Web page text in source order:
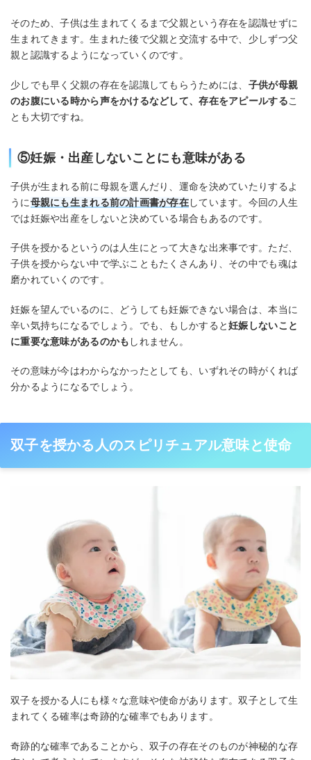
そのため、子供は生まれてくるまで父親という存在を認識せずに
生まれてきます。生まれた後で父親と交流する中で、少しずつ父
親と認識するようになっていくのです。
少しでも早く父親の存在を認識してもらうためには、 子供が母親
のお腹にいる時から声をかけるなどして、存在をアピールするこ
とも大切ですね。
⑤妊娠・出産しないことにも意味がある
子供が生まれる前に母親を選んだり、運命を決めていたりするよ
うに母親にも生まれる前の計画書が存在しています。今回の人生
では妊娠や出産をしないと決めている場合もあるのです。
子供を授かるというのは人生にとって大きな出来事です。ただ、
子供を授からない中で学ぶこともたくさんあり、その中でも魂は
磨かれていくのです。
妊娠を望んでいるのに、どうしても妊娠できない場合は、本当に
辛い気持ちになるでしょう。でも、もしかすると妊娠しないこと
に重要な意味があるのかも しれません。
その意味が今はわからなかったとしても、いずれその時がくれば
分かるようになるでしょう。
双子を授かる人のスピリチュアル意味と使命
双子を授かる人にも様々な意味や使命があります。双子として生
まれてくる確率は奇跡的な確率でもあります。
奇跡的な確率であることから、双子の存在そのものが神秘的な存